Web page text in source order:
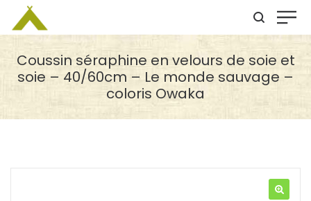
Coussin séraphine en velours de soie et
soie – 40/60cm – Le monde sauvage –
coloris Owaka